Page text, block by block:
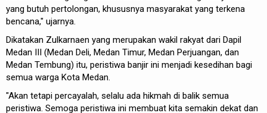
yang butuh pertolongan, khususnya masyarakat yang terkena
bencana," ujarnya.
Dikatakan Zulkarnaen yang merupakan wakil rakyat dari Dapil
Medan III (Medan Deli, Medan Timur, Medan Perjuangan, dan
Medan Tembung) itu, peristiwa banjir ini menjadi kesedihan bagi
semua warga Kota Medan.
"Akan tetapi percayalah, selalu ada hikmah di balik semua
peristiwa. Semoga peristiwa ini membuat kita semakin dekat dan